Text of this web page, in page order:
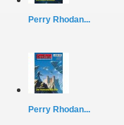
Perry Rhodan...
Perry Rhodan...